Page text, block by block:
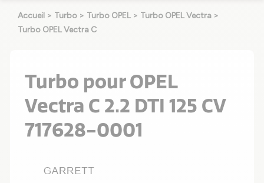
Accueil > Turbo > Turbo OPEL > Turbo OPEL Vectra >
Turbo OPEL Vectra C
Turbo pour OPEL
Vectra C 2.2 DTI 125 CV
717628-0001